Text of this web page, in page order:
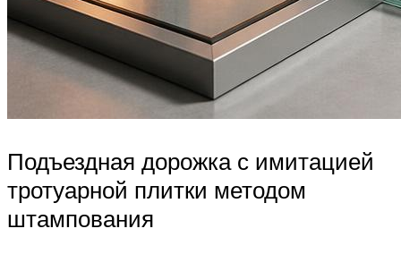
Подъездная дорожка с имитацией
тротуарной плитки методом
штампования